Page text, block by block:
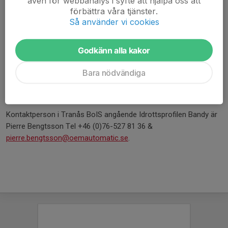
länkar till Holavedsgymansiet:
Tränare bandy
Kontaktperson i Tranås BoIS angående Idrottsprofilen Bandy är
Pierre Bengtsson Tel +46 (0)76-527 81 36 &
pierre.bengtsson@oemautomatic.se.
förbättra våra tjänster.
Så använder vi cookies
Godkänn alla kakor
Bara nödvändiga